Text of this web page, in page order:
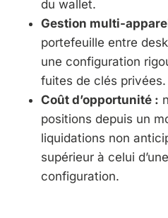
du wallet.
Gestion multi-
portefeuille entre
une configuration
fuites de clés privées.
Coût d’opportunité :
positions depuis un
liquidations non
supérieur à celui
configuration.